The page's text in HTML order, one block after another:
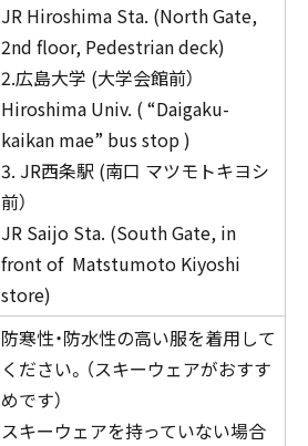
JR Hiroshima Sta. (North Gate,
2nd floor, Pedestrian deck)
2.広島大学 (大学会館前）
Hiroshima Univ. ( “Daigaku-
kaikan mae” bus stop )
3. JR西条駅 (南口 マツモトキヨシ
前）
JR Saijo Sta. (South Gate, in
front of Matstumoto Kiyoshi
store)
防寒性・防水性の高い服を着用して
ください。（スキーウェアがおすす
めです）
スキーウェアを持っていない場合